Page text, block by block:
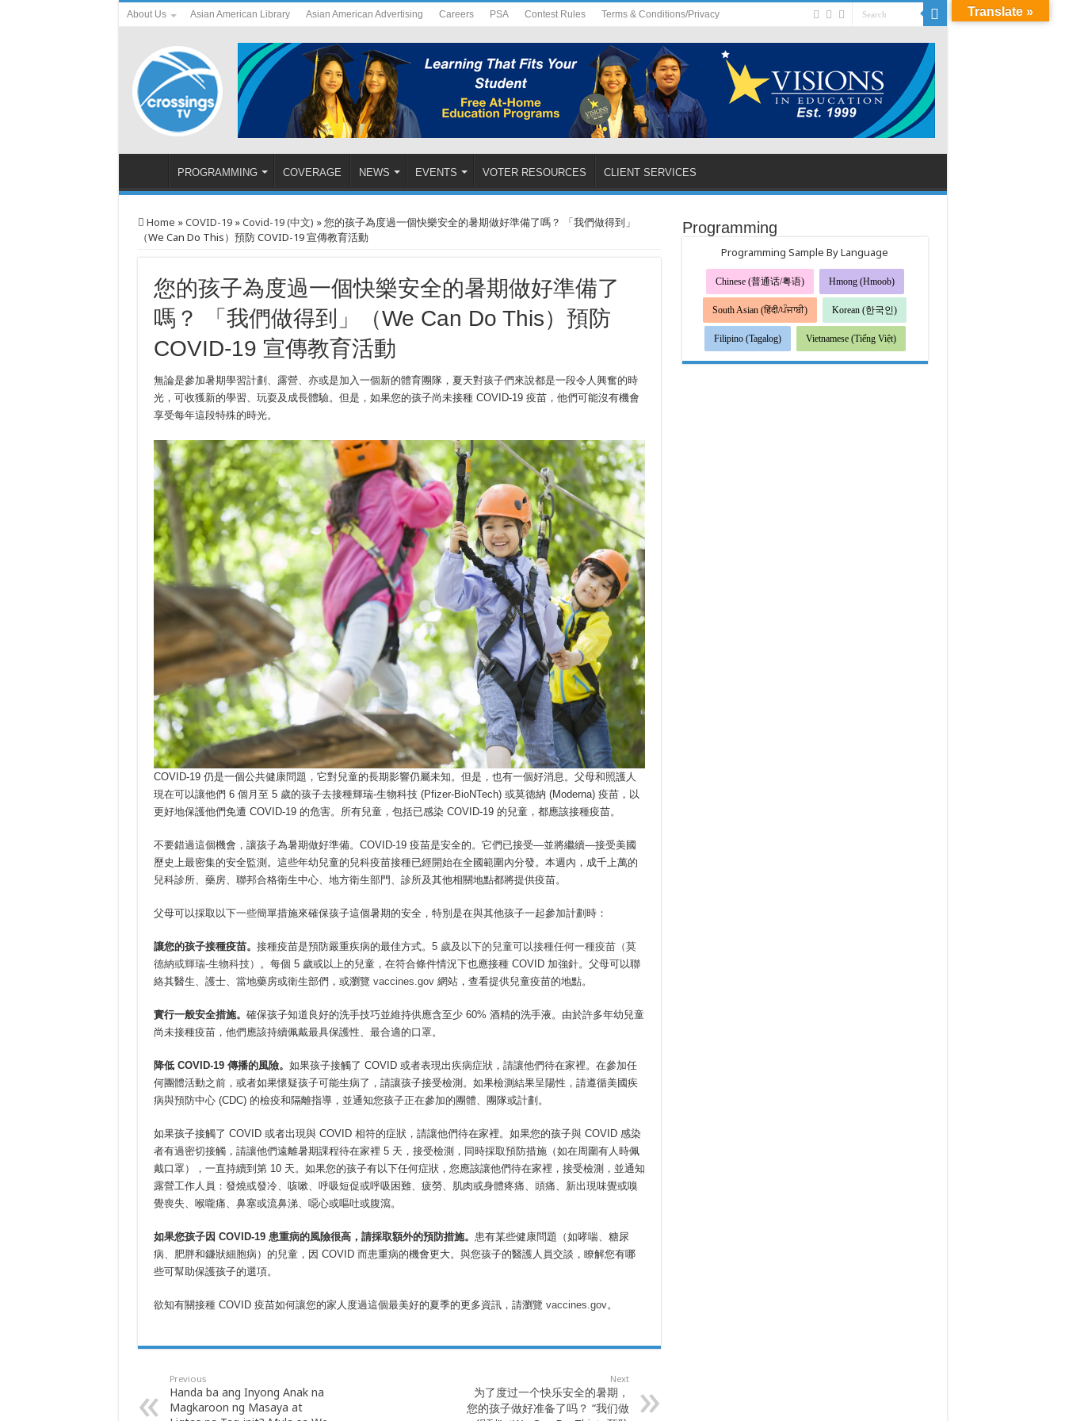
About Us Asian American Library Asian American Advertising Careers PSA Contest Rules Terms & Conditions/Privacy
PROGRAMMING COVERAGE NEWS EVENTS VOTER RESOURCES CLIENT SERVICES
Home »COVID-19 »Covid-19 (中文) »您的孩子為度過一個快樂安全的暑期做好準備了嗎？ 「我們做得到」
（We Can Do This）預防 COVID-19 宣傳教育活動
您的孩子為度過一個快樂安全的暑期做好準備了
嗎？ 「我們做得到」（We Can Do This）預防
COVID-19 宣傳教育活動
無論是參加暑期學習計劃、露營、亦或是加入一個新的體育團隊，夏天對孩子們來說都是一段令人興奮的時
光，可收獲新的學習、玩耍及成長體驗。但是，如果您的孩子尚未接種 COVID-19 疫苗，他們可能沒有機會
享受每年這段特殊的時光。
COVID-19 仍是一個公共健康問題，它對兒童的長期影響仍屬未知。但是，也有一個好消息。父母和照護人
現在可以讓他們 6 個月至 5 歲的孩子去接種輝瑞-生物科技 (Pfizer-BioNTech) 或莫德納 (Moderna) 疫苗，以
更好地保護他們免遭 COVID-19 的危害。所有兒童，包括已感染 COVID-19 的兒童，都應該接種疫苗。
不要錯過這個機會，讓孩子為暑期做好準備。COVID-19 疫苗是安全的。它們已接受—並將繼續—接受美國
歷史上最密集的安全監測。這些年幼兒童的兒科疫苗接種已經開始在全國範圍內分發。本週內，成千上萬的
兒科診所、藥房、聯邦合格衛生中心、地方衛生部門、診所及其他相關地點都將提供疫苗。
父母可以採取以下一些簡單措施來確保孩子這個暑期的安全，特別是在與其他孩子一起參加計劃時：
讓您的孩子接種疫苗。 接種疫苗是預防嚴重疾病的最佳方式。 5 歲及以下的兒童可以接種任何一種疫苗（莫
德納或輝瑞-生物科技）
。每個 5 歲或以上的兒童，在符合條件情況下也應接種 COVID 加強針。父母可以聯
絡其醫生、護士、當地藥房或衛生部們，或瀏覽 vaccines.gov網站，查看提供兒童疫苗的地點。
實行一般安全措施。 確保孩子知道良好的洗手技巧並維持供應含至少 60% 酒精的洗手液。由於許多年幼兒童
尚未接種疫苗，他們應該持續佩戴最具保護性、最合適的口罩。
降低COVID-19 傳播的風險。 如果孩子接觸了 COVID 或者表現出疾病症狀，請讓他們待在家裡。在參加任
何團體活動之前，或者如果懷疑孩子可能生病了，請讓孩子接受檢測。如果檢測結果呈陽性，請遵循美國疾
病與預防中心 (CDC) 的檢疫和隔離指導，並通知您孩子正在參加的團體、團隊或計劃。
如果孩子接觸了 COVID 或者出現與 COVID 相符的症狀，請讓他們待在家裡。如果您的孩子與 COVID 感染
者有過密切接觸，請讓他們遠離暑期課程待在家裡 5 天，接受檢測，同時採取預防措施（如在周圍有人時佩
戴口罩），一直持續到第 10 天。如果您的孩子有以下任何症狀，您應該讓他們待在家裡，接受檢測，並通知
露營工作人員：發燒或發冷、咳嗽、呼吸短促或呼吸困難、疲勞、肌肉或身體疼痛、頭痛、新出現味覺或嗅
覺喪失、喉嚨痛、鼻塞或流鼻涕、噁心或嘔吐或腹瀉。
如果您孩子因 COVID-19 患重病的風險很高，請採取額外的預防措施。 患有某些健康問題（如哮喘、糖尿
病、肥胖和鐮狀細胞病）的兒童，因 COVID 而患重病的機會更大。與您孩子的醫護人員交談，瞭解您有哪
些可幫助保護孩子的選項。
欲知有關接種 COVID 疫苗如何讓您的家人度過這個最美好的夏季的更多資訊，請瀏覽 vaccines.gov。
Previous
Handa ba ang Inyong Anak na
Magkaroon ng Masaya at
Next
为了度过一个快乐安全的暑期，
您的孩子做好准备了吗？ “我们做
Programming
Programming Sample By Language
Chinese (普通话/粤语) Hmong (Hmoob)
South Asian (हिंदी/ਪੰਜਾਬੀ) Korean (한국인)
Filipino (Tagalog) Vietnamese (Tiếng Việt)
Translate »